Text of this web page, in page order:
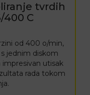
tvrdih
400 C
od 400 o/min,
jednim diskom
impresivan utisak
rada tokom